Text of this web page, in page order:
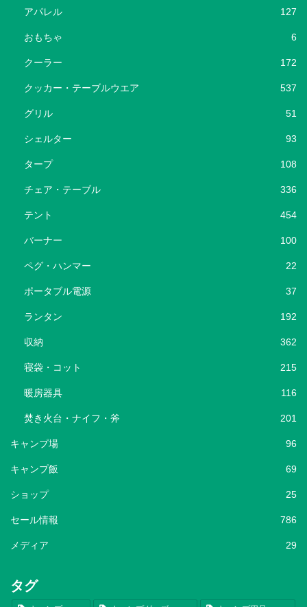
アパレル 127
おもちゃ 6
クーラー 172
クッカー・テーブルウエア 537
グリル 51
シェルター 93
タープ 108
チェア・テーブル 336
テント 454
バーナー 100
ペグ・ハンマー 22
ポータブル電源 37
ランタン 192
収納 362
寝袋・コット 215
暖房器具 116
焚き火台・ナイフ・斧 201
キャンプ場 96
キャンプ飯 69
ショップ 25
セール情報 786
メディア 29
タグ